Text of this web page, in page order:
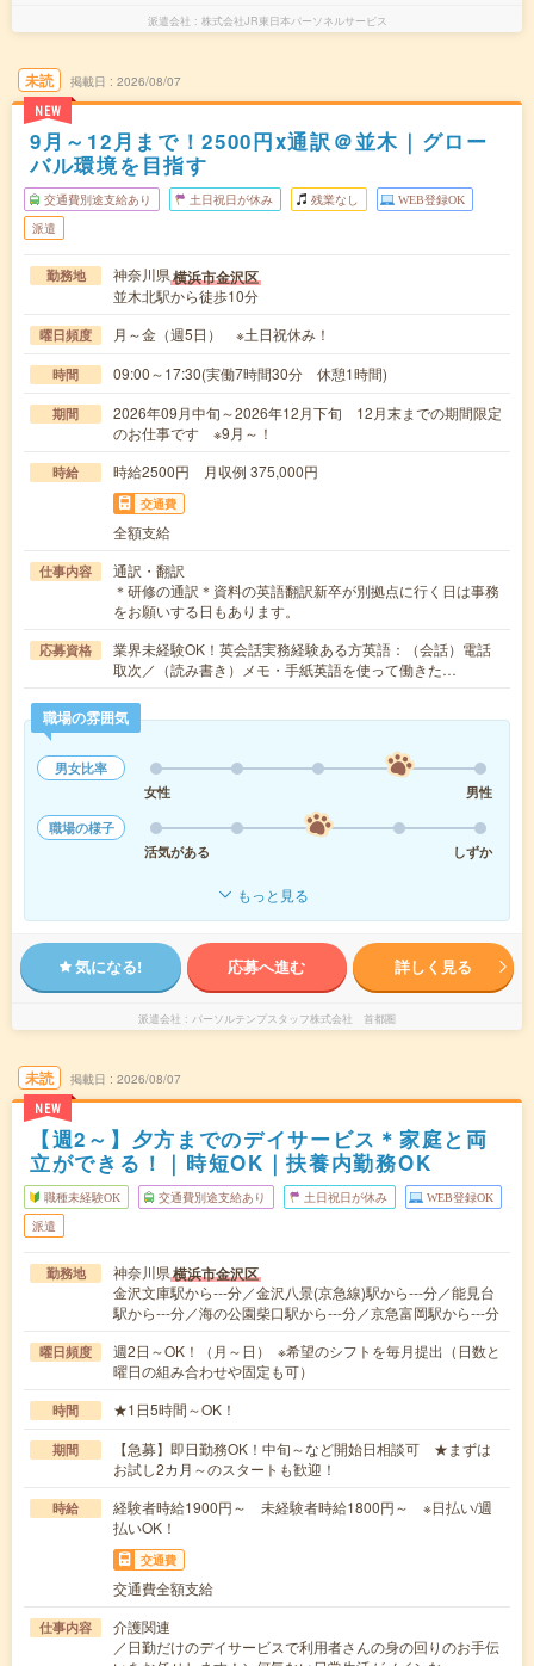
派遣会社 株式会社JR東日本パーソネルサービス
未読
NEW
掲載日 2026/08/07
9月～12月まで！2500円x通訳＠並木｜グロー
バル環境を目指す
交通費別途支給あり 土日祝日が休み 残業なし WEB登録OK
派遣
勤務地 神奈川県横浜市金沢区
並木北駅から徒歩10分
曜日頻度 月～金（週5日） ※土日祝休み！
時間 09:00～17:30(実働7時間30分 休憩1時間)
期間
2026年09月中旬～2026年12月下旬 12月末までの期間限定
のお仕事です ※9月～！
時給 時給2500円 月収例 375,000円
交通費
全額支給
仕事内容
通訳・翻訳
＊研修の通訳＊資料の英語翻訳新卒が別拠点に行く日は事務
をお願いする日もあります。
応募資格
業界未経験OK！英会話実務経験ある方英語：（会話）電話
取次／（読み書き）メモ・手紙英語を使って働きた…
職場の雰囲気
男女比率
女性
男性
職場の様子
活気がある
しずか
もっと見る
気になる! 応募へ進む 詳しく見る
派遣会社 パーソルテンプスタッフ株式会社 首都圏
未読
NEW
掲載日 2026/08/07
【週2～】夕方までのデイサービス＊家庭と両
立ができる！｜時短OK｜扶養内勤務OK
職種未経験OK 交通費別途支給あり 土日祝日が休み WEB登録OK
派遣
勤務地 神奈川県横浜市金沢区
金沢文庫駅から---分／金沢八景(京急線)駅から---分／能見台
駅から---分／海の公園柴口駅から---分／京急富岡駅から---分
曜日頻度
週2日～OK！（月～日） ※希望のシフトを毎月提出（日数と
曜日の組み合わせや固定も可）
時間 ★1日5時間～OK！
期間
【急募】即日勤務OK！中旬～など開始日相談可 ★まずは
お試し2カ月～のスタートも歓迎！
時給
経験者時給1900円～ 未経験者時給1800円～ ※日払い/週
払いOK！
交通費
交通費全額支給
仕事内容
介護関連
／日勤だけのデイサービスで利用者さんの身の回りのお手伝